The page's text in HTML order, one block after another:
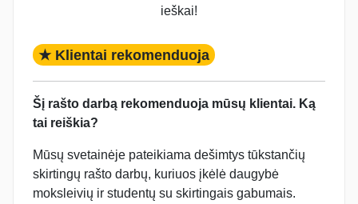
ieškai!
★ Klientai rekomenduoja
Šį rašto darbą rekomenduoja mūsų klientai. Ką
tai reiškia?
Mūsų svetainėje pateikiama dešimtys tūkstančių
skirtingų rašto darbų, kuriuos įkėlė daugybė
moksleivių ir studentų su skirtingais gabumais.